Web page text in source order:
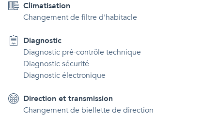
Climatisation
Changement de filtre d'habitacle
Diagnostic
Diagnostic pré-contrôle technique
Diagnostic sécurité
Diagnostic électronique
Direction et transmission
Changement de biellette de direction